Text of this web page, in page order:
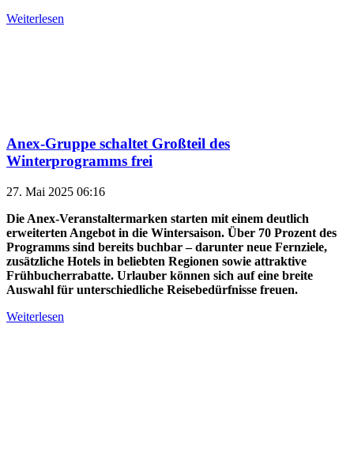
Weiterlesen
Anex-Gruppe schaltet Großteil des
Winterprogramms frei
27. Mai 2025 06:16
Die Anex-Veranstaltermarken starten mit einem deutlich
erweiterten Angebot in die Wintersaison. Über 70 Prozent des
Programms sind bereits buchbar – darunter neue Fernziele,
zusätzliche Hotels in beliebten Regionen sowie attraktive
Frühbucherrabatte. Urlauber können sich auf eine breite
Auswahl für unterschiedliche Reisebedürfnisse freuen.
Weiterlesen